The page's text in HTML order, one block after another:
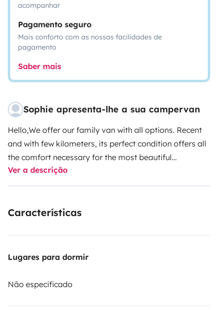
acompanhar
Pagamento seguro
Mais conforto com as nossas facilidades de
pagamento
Saber mais
Sophie apresenta-lhe a sua campervan
Hello,We offer our family van with all options. Recent
and with few kilometers, its perfect condition offers all
the comfort necessary for the most beautiful
roadtrips.With its 5 belted seats and two double beds,
it's easy to take the whole family on a trip. The front
equipped: electricity (solar panels and 220 converter),
heating means you can hit the road even in milder
you need: cruise control, GPS, air conditioning, carplay,
Ver a descrição
Características
Lugares para dormir
Não especificado